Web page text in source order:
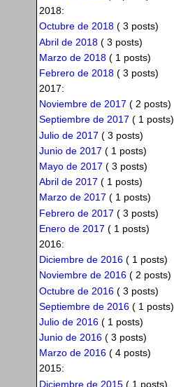
2018:
Octubre de 2018( 3 posts)
Abril de 2018( 3 posts)
Marzo de 2018( 1 posts)
Febrero de 2018( 3 posts)
2017:
Noviembre de 2017 ( 2 posts)
Septiembre de 2017 ( 1 posts)
Julio de 2017 ( 3 posts)
Junio de 2017 ( 1 posts)
Mayo de 2017 ( 3 posts)
Abril de 2017 ( 1 posts)
Marzo de 2017 ( 1 posts)
Febrero de 2017 ( 3 posts)
Enero de 2017 ( 1 posts)
2016:
Diciembre de 2016( 1 posts)
Noviembre de 2016( 2 posts)
Octubre de 2016( 3 posts)
Septiembre de 2016( 1 posts)
Julio de 2016( 1 posts)
Junio de 2016( 3 posts)
Marzo de 2016( 4 posts)
2015:
Diciembre de 2015( 1 posts)